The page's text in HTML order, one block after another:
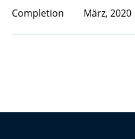
Completion März, 2020